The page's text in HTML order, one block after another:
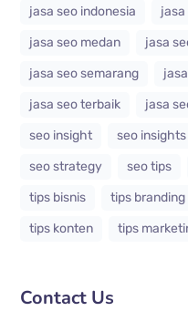
jasa seo indonesia
jasa
jasa seo medan
jasa
jasa seo semarang
jasa seo terbaik
jasa
seo insight
seo insights
seo strategy
seo tips
tips bisnis
tips branding
tips konten
tips
Contact Us